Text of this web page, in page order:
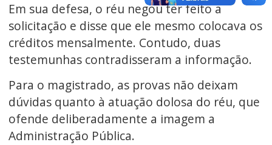
Em sua defesa, o réu negou ter feito a
solicitação e disse que ele mesmo colocava os
créditos mensalmente. Contudo, duas
testemunhas contradisseram a informação.
Para o magistrado, as provas não deixam
dúvidas quanto à atuação dolosa do réu, que
ofende deliberadamente a imagem a
Administração Pública.